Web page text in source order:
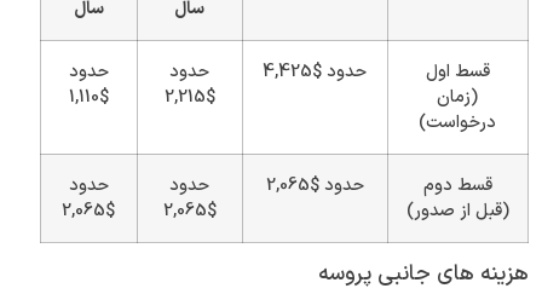
سال
سال
قسط اول
(زمان
درخواست)
حدود $4,425
حدود
$2,215
حدود
$1,110
قسط دوم
(قبل از صدور)
حدود $2,065
حدود
$2,065
حدود
$2,065
هزینه های جانبی پروسه